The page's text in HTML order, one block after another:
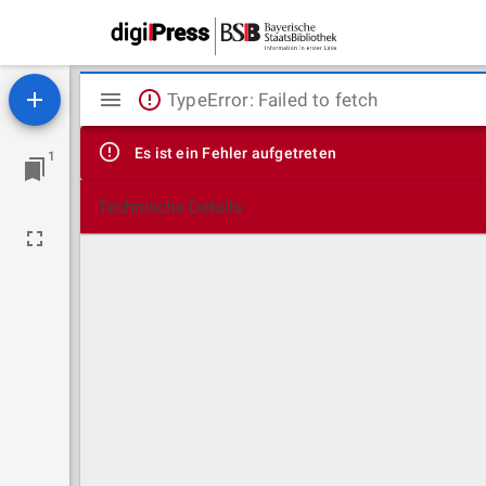
1
Mirador
Viewer
TypeError: Failed to fetch
Es ist ein Fehler aufgetreten
Technische Details